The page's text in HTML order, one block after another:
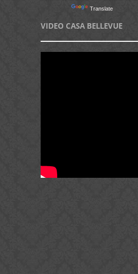
Translate
VIDEO CASA BELLEVUE